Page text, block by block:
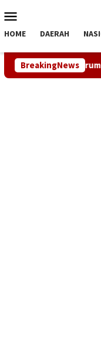
ke
kontenMobile
HOME DAERAH
BreakingNews
Tirta Tarum, Naik